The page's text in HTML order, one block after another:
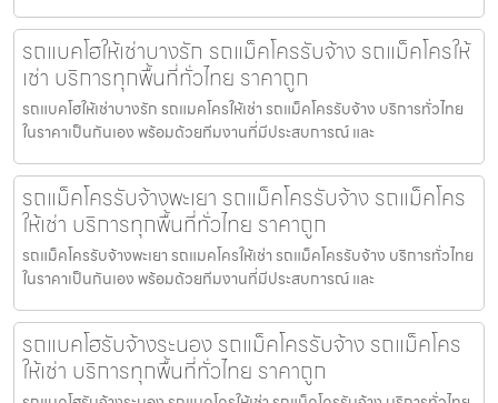
รถแบคโฮให้เช่าบางรัก รถแม็คโครรับจ้าง รถแม็คโครให้
เช่า บริการทุกพื้นที่ทั่วไทย ราคาถูก
รถแบคโฮให้เช่าบางรัก รถแมคโครให้เช่า รถแม็คโครรับจ้าง บริการทั่วไทย
ในราคาเป็นกันเอง พร้อมด้วยทีมงานที่มีประสบการณ์ และ
รถแม็คโครรับจ้างพะเยา รถแม็คโครรับจ้าง รถแม็คโคร
ให้เช่า บริการทุกพื้นที่ทั่วไทย ราคาถูก
รถแม็คโครรับจ้างพะเยา รถแมคโครให้เช่า รถแม็คโครรับจ้าง บริการทั่วไทย
ในราคาเป็นกันเอง พร้อมด้วยทีมงานที่มีประสบการณ์ และ
รถแบคโฮรับจ้างระนอง รถแม็คโครรับจ้าง รถแม็คโคร
ให้เช่า บริการทุกพื้นที่ทั่วไทย ราคาถูก